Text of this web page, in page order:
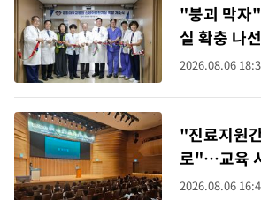
"붕괴 막자
실 확충 나
2026.08.06
"진료지원
로"…교육
2026.08.06